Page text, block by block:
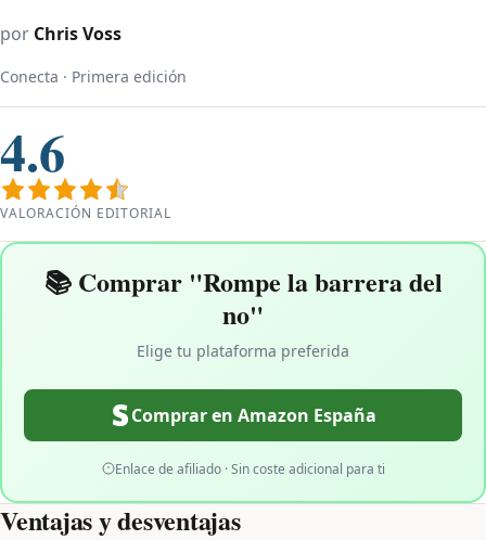
por Chris Voss
Conecta · Primera edición
4.6
VALORACIÓN EDITORIAL
📚 Comprar "Rompe la barrera del
no"
Elige tu plataforma preferida
Comprar en Amazon España
Enlace de afiliado · Sin coste adicional para ti
Ventajas y desventajas